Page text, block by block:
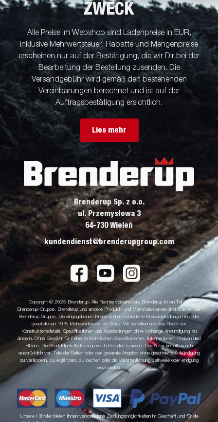
ZWECK
Alle Preise im Webshop sind Ladenpreise in EUR,
inklusive Mehrwertsteuer. Rabatte und Mengenpreise
erscheinen nur auf der Bestätigung, die wir Dir bei der
Bearbeitung der Bestellung zusenden. Die
Versandgebühr wird gemäß den bestehenden
Vereinbarungen berechnet und ist auf der
Auftragsbestätigung ersichtlich.
Lies mehr
Brenderup Sp. z o.o.
ul. Przemysłowa 3
64-730 Wieleń
kundendienst@brenderupgroup.com
Copyright © 2025 Brenderup. Alle Rechte vorbehalten. Brenderup ist ein Teil der
Brenderup-Gruppe. Brenderup und andere Produkt- und Merkmalsmarken sind Marken der
Brenderup Gruppe. Die angegebenen Preise sind unverbindliche Preisempfehlungen incl. der
gesetzlichen 19% Mehrwertsteuer ab Werk. Wir behalten uns das Recht vor
Konstruktionsdetails, Spezifikationen und Ausstattungen ohne vorherige Ankündigung zu
ändern. Ohne Gewähr für Fehler in technischen Spezifikationen, Informationen, Preisen und
Bildern. Die Produktpalette kann je nach Händler variieren. Der Autor behält es sich
ausdrücklich vor, Teile der Seiten oder das gesamte Angebot ohne gesonderte Ankündigung
zu verändern, zu ergänzen, zu löschen oder die Veröffentlichung zeitweise oder endgültig
einzustellen.
Unsere Händler bieten Ihnen verschiedene Zahlungsmöglichkeiten im Geschäft und für die